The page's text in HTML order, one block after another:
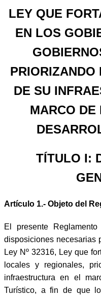
LEY QUE
EN LOS
PRIORIZANDO
DE SU
MARCO DE
TÍTULO I:
Artículo 1.- Objeto del
El presente
disposiciones necesarias
Ley Nº 32316, Ley que
locales y regionales,
infraestructura en el
Turístico, a fin de que